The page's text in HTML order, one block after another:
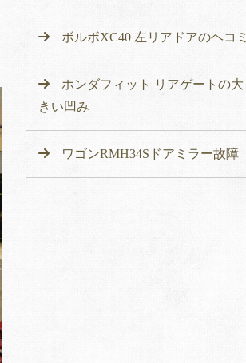
ボルボXC40 左リアドアのヘコミ
ホンダフィット リアゲートの大
きい凹み
ワゴンRMH34Sドアミラー故障